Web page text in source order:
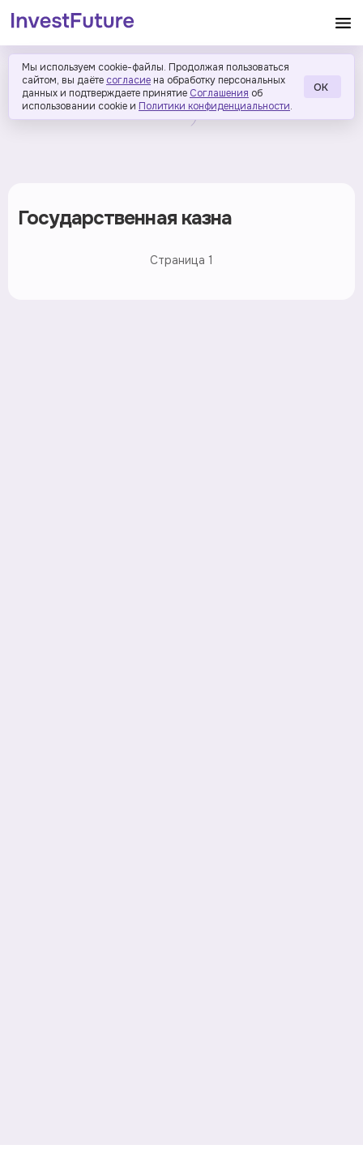
Мы используем cookie-файлы. Продолжая пользоваться
сайтом, вы даёте согласие на обработку персональных
данных и подтверждаете принятие Соглашения об
использовании cookie и Политики конфиденциальности.
ОК
Государственная казна
Страница 1